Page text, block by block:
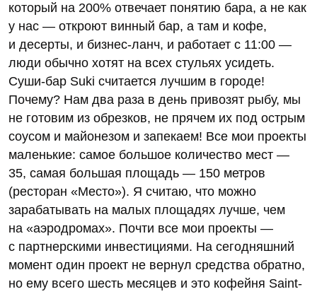
который на 200% отвечает понятию бара, а не как
у нас — откроют винный бар, а там и кофе,
и десерты, и бизнес-ланч, и работает с 11:00 —
люди обычно хотят на всех стульях усидеть.
Суши-бар Suki считается лучшим в городе!
Почему? Нам два раза в день привозят рыбу, мы
не готовим из обрезков, не прячем их под острым
соусом и майонезом и запекаем! Все мои проекты
маленькие: самое большое количество мест —
35, самая большая площадь — 150 метров
(ресторан «Место»). Я считаю, что можно
зарабатывать на малых площадях лучше, чем
на «аэродромах». Почти все мои проекты —
с партнерскими инвестициями. На сегодняшний
момент один проект не вернул средства обратно,
но ему всего шесть месяцев и это кофейня Saint-